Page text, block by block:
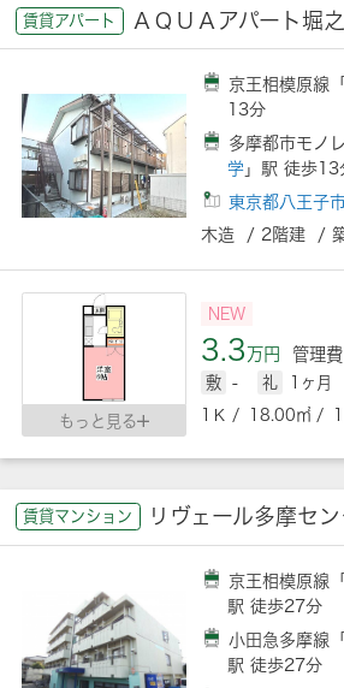
賃貸アパート ＡＱＵＡアパート堀
京王相模原線
13分
多摩都市モノ
学」駅 徒歩13
東京都八王子
木造 / 2階建 /
もっと見る
NEW
3.3万円 管理
敷 - 礼
1ヶ月
1Ｋ / 18.00㎡ / 1
賃貸マンション リヴェール多摩セ
京王相模原線
駅 徒歩27分
小田急多摩線「
駅 徒歩27分